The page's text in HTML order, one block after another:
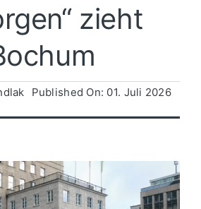
zieht
Published On: 01. Juli 2026